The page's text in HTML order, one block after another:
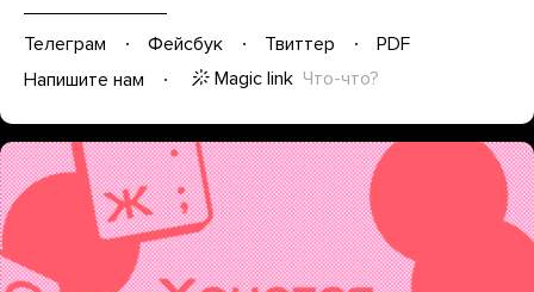
Телеграм Фейсбук Твиттер
PDF
Напишите нам
Magic link Что-что?